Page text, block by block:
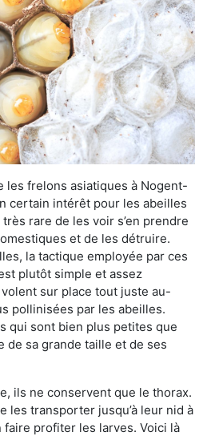
les frelons asiatiques à Nogent-
certain intérêt pour les abeilles
rare de les voir s’en prendre
et de les détruire.
la tactique employée par ces
plutôt simple et assez
sur place tout juste au-
pollinisées par les abeilles.
qui sont bien plus petites que
de sa grande taille et de ses
ils ne conservent que le thorax.
les transporter jusqu’à leur nid à
faire profiter les larves. Voici là